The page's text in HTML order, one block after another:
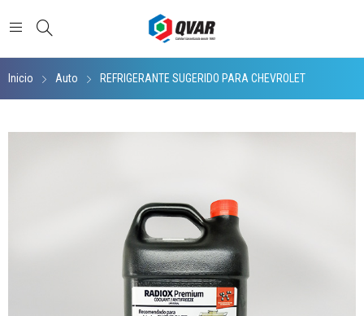
Inicio Auto REFRIGERANTE SUGERIDO PARA CHEVROLET